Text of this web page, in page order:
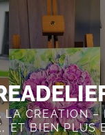
LA CREATION –
ET BIEN PLUS